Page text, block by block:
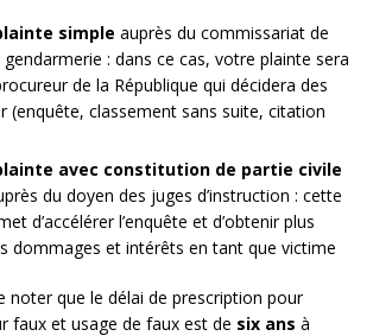
simple auprès du commissariat de
: dans ce cas, votre plainte sera
de la République qui décidera des
(enquête, classement sans suite, citation
avec constitution de partie civile
du doyen des juges d’instruction : cette
d’accélérer l’enquête et d’obtenir plus
dommages et intérêts en tant que victime
noter que le délai de prescription pour
faux et usage de faux est de six ans à